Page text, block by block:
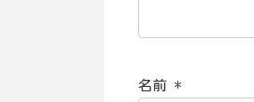
名前 *